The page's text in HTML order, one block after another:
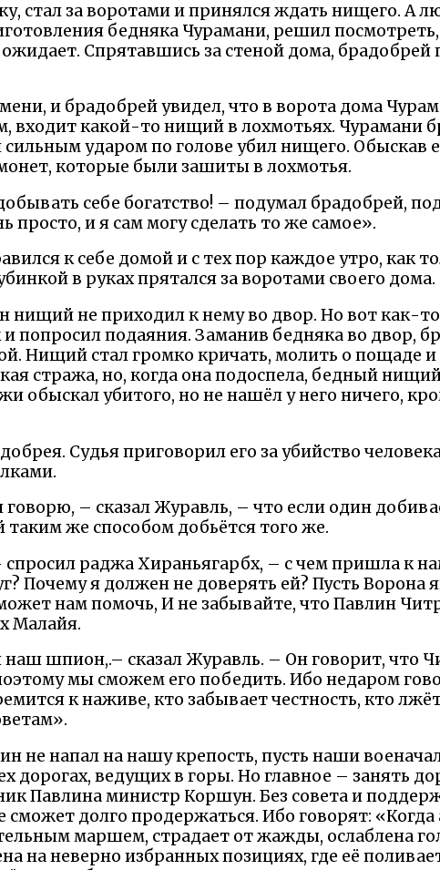
стал за воротами и принялся ждать нищего. А
бедняка Чурамани, решил посмотреть,
Спрятавшись за стеной дома, брадобрей
и брадобрей увидел, что в ворота дома
входит какой-то нищий в лохмотьях. Чурамани
сильным ударом по голове убил нищего. Обыскав
которые были зашиты в лохмотья.
себе богатство! – подумал брадобрей,
просто, и я сам могу сделать то же самое».
к себе домой и с тех пор каждое утро, как
в руках прятался за воротами своего дома.
нищий не приходил к нему во двор. Но вот как-
и попросил подаяния. Заманив бедняка во двор,
Нищий стал громко кричать, молить о пощаде
стража, но, когда она подоспела, бедный
обыскал убитого, но не нашёл у него ничего,
Судья приговорил его за убийство
– сказал Журавль, – что если один
таким же способом добьётся того же.
спросил раджа Хираньягарбх, – с чем пришла к
Почему я должен не доверять ей? Пусть Ворона
нам помочь, И не забывайте, что Павлин
Малайя.
шпион,.– сказал Журавль. – Он говорит, что
мы сможем его победить. Ибо недаром
к наживе, кто забывает честность, кто
не напал на нашу крепость, пусть наши
дорогах, ведущих в горы. Но главное – занять
Павлина министр Коршун. Без совета и
сможет долго продержаться. Ибо говорят:
маршем, страдает от жажды, ослаблена
на неверно избранных позициях, где её